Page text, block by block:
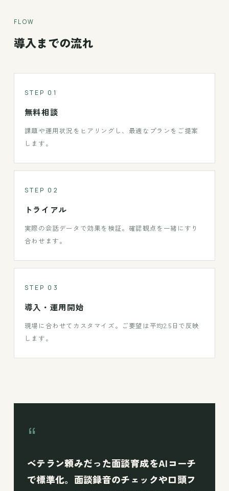
FLOW
導入までの流れ
STEP 01
無料相談
課題や運用状況をヒアリングし、最適なプランをご提案
します。
STEP 02
トライアル
実際の会話データで効果を検証。確認観点を一緒にすり
合わせます。
STEP 03
導入・運用開始
現場に合わせてカスタマイズ。ご要望は平均2.5日で反映
します。
“
ベテラン頼みだった面談育成をAIコーチ
で標準化。面談録音のチェックや口頭フ